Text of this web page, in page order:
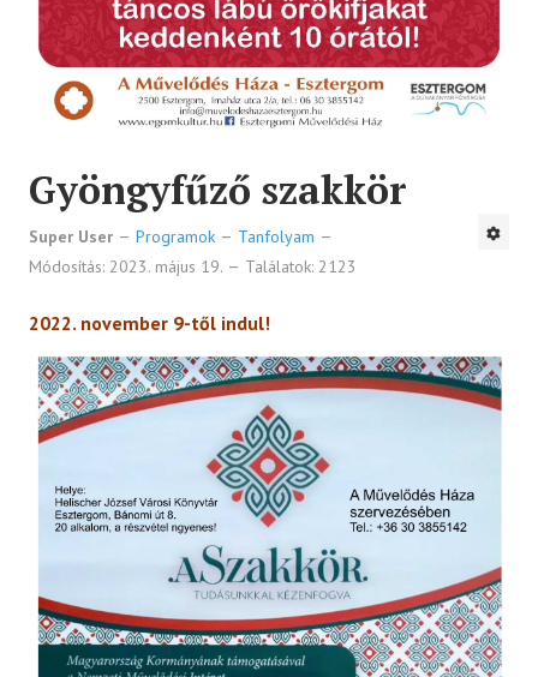
Gyöngyfűző szakkör
Super User Programok
Tanfolyam
Módosítás: 2023. május 19.
Találatok: 2123
2022. november 9-től indul!